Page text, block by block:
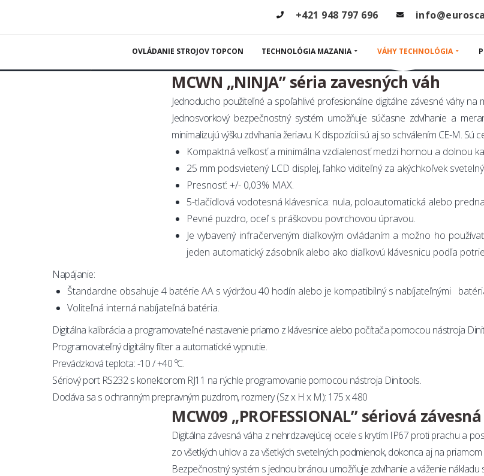
+421 948 797 696
OVLÁDANIE STROJOV TOPCON TECHNOLÓGIA MAZANIA VÁHY TECHNOLÓGIA
Závesné
MCWN „NINJA” séria zavesných váh
Jednoducho použiteľné a spoľahlivé profesionálne digitálne závesné váhy
Jednosvorkový bezpečnostný systém umožňuje súčasne zdvíhanie a
minimalizujú výšku zdvíhania žeriavu. K dispozícii sú aj so schválením CE-M.
Kompaktná veľkosť a minimálna vzdialenosť medzi hornou a dolnou
25 mm podsvietený LCD displej, ľahko viditeľný za akýchkoľvek
Presnosť: +/- 0,03% MAX.
5-tlačidlová vodotesná klávesnica: nula, poloautomatická alebo
Pevné puzdro, oceľ s práškovou povrchovou úpravou.
Je vybavený infračerveným diaľkovým ovládaním a možno ho
jeden automatický zásobník alebo ako diaľkovú klávesnicu podľa
Napájanie:
Štandardne obsahuje 4 batérie AA s výdržou 40 hodín alebo je kompatibilný s nabíjateľnými
Voliteľná interná nabíjateľná batéria.
Digitálna kalibrácia a programovateľné nastavenie priamo z klávesnice alebo počítača pomocou nástroja
Programovateľný digitálny filter a automatické vypnutie.
Prevádzková teplota: -10 / +40 ºC.
Sériový port RS232 s konektorom RJ11 na rýchle programovanie pomocou nástroja Dinitools.
Dodáva sa s ochranným prepravným puzdrom, rozmery (Sz x H x M): 175 x 480
MCW09 „PROFESSIONAL” sériová
Digitálna závesná váha z nehrdzavejúcej ocele s krytím IP67 proti prachu a
zo všetkých uhlov a za všetkých svetelných podmienok, dokonca aj na priamom
Bezpečnostný systém s jednou bránou umožňuje zdvíhanie a váženie nákladu